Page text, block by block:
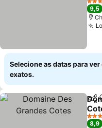
Ver
4
9,5
Selecione as datas para
exatos.
Ver
4
8,9